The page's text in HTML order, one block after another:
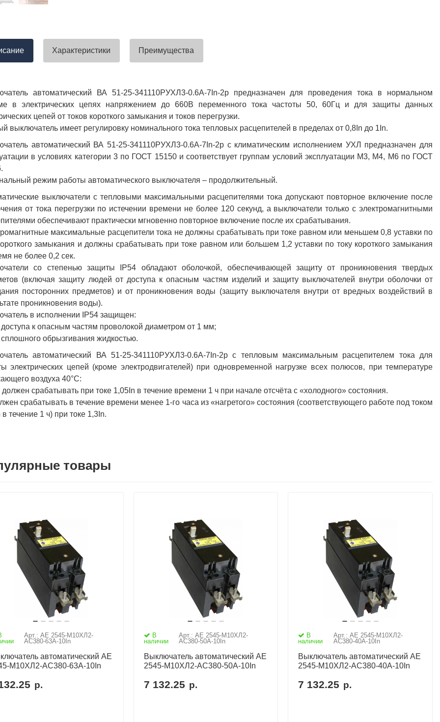
Характеристики Преимущества
автоматический ВА 51-25-341110РУХЛ3-0.6А-7In-2р предназначен для проведения тока в нормальном
в электрических цепях напряжением до 660В переменного тока частоты 50, 60Гц и для защиты данных
цепей от токов короткого замыкания и токов перегрузки.
выключатель имеет регулировку номинального тока тепловых расцепителей в пределах от 0,8In до 1In.
автоматический ВА 51-25-341110РУХЛ3-0.6А-7In-2р с климатическим исполнением УХЛ предназначен для
в условиях категории 3 по ГОСТ 15150 и соответствует группам условий эксплуатации М3, М4, М6 по ГОСТ
режим работы автоматического выключателя – продолжительный.
выключатели с тепловыми максимальными расцепителями тока допускают повторное включение после
от тока перегрузки по истечении времени не более 120 секунд, а выключатели только с электромагнитными
обеспечивают практически мгновенно повторное включение после их срабатывания.
максимальные расцепители тока не должны срабатывать при токе равном или меньшем 0,8 уставки по
замыкания и должны срабатывать при токе равном или большем 1,2 уставки по току короткого замыкания
не более 0,2 сек.
со степенью защиты IP54 обладают оболочкой, обеспечивающей защиту от проникновения твердых
(включая защиту людей от доступа к опасным частям изделий и защиту выключателей внутри оболочки от
посторонних предметов) и от проникновения воды (защиту выключателя внутри от вредных воздействий в
проникновения воды).
в исполнении IP54 защищен:
к опасным частям проволокой диаметром от 1 мм;
обрызгивания жидкостью.
автоматический ВА 51-25-341110РУХЛ3-0.6А-7In-2р с тепловым максимальным расцепителем тока для
электрических цепей (кроме электродвигателей) при одновременной нагрузке всех полюсов, при температуре
воздуха 40°С:
срабатывать при токе 1,05In в течение времени 1 ч при начале отсчёта с «холодного» состояния.
срабатывать в течение времени менее 1-го часа из «нагретого» состояния (соответствующего работе под током
в течение 1 ч) при токе 1,3In.
товары
Арт.: АЕ 2545-М10ХЛ2-
AC380-63А-10In
автоматический АЕ
М10ХЛ2-AC380-63А-10In
р.
В
наличии
Арт.: АЕ 2545-М10ХЛ2-
AC380-50А-10In
Выключатель автоматический АЕ
2545-М10ХЛ2-AC380-50А-10In
7 132.25 р.
В
наличии
Арт.: АЕ 2545-М10ХЛ2-
AC380-40А-10In
Выключатель автоматический АЕ
2545-М10ХЛ2-AC380-40А-10In
7 132.25 р.